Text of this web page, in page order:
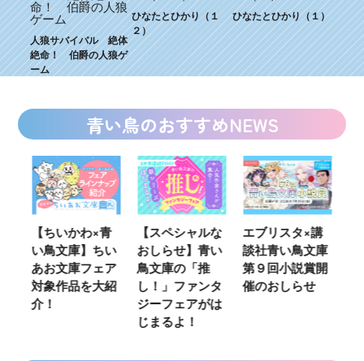
人狼サバイバル 絶体
絶命！ 伯爵の人狼ゲ
ーム
ひなたとひかり（１
２）
ひなたとひかり（１）
青い鳥のおすすめNEWS
【ちいかわ×青
い鳥文庫】ちい
あお文庫フェア
対象作品を大紹
介！
【スペシャルな
おしらせ】青い
鳥文庫の「推
し！」ファンタ
ジーフェアがは
じまるよ！
エブリスタ×講
談社青い鳥文庫
第９回小説賞開
催のおしらせ